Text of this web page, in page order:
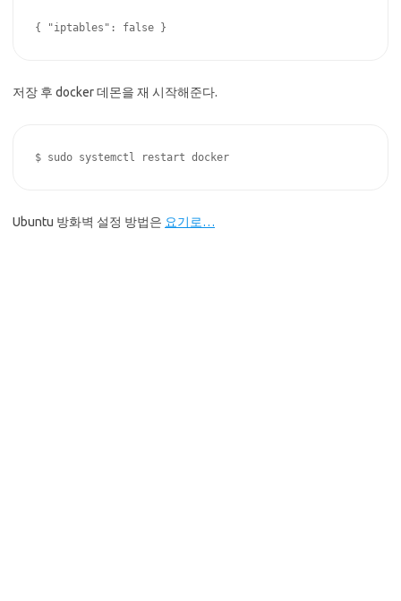
{ "iptables": false }
저장 후 docker 데몬을 재 시작해준다.
$ sudo systemctl restart docker
Ubuntu 방화벽 설정 방법은 요기로…